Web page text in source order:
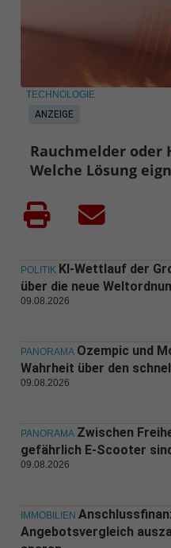
ANZEIGE
TECHNOLOGIE
Rauchmelder oder
Welche Lösung
POLITIK KI-Wettlauf der
über die neue
09.08.2026
PANORAMA Ozempic und
Wahrheit über den
09.08.2026
PANORAMA Zwischen
gefährlich E-Scooter
09.08.2026
IMMOBILIEN
Angebotsvergleich